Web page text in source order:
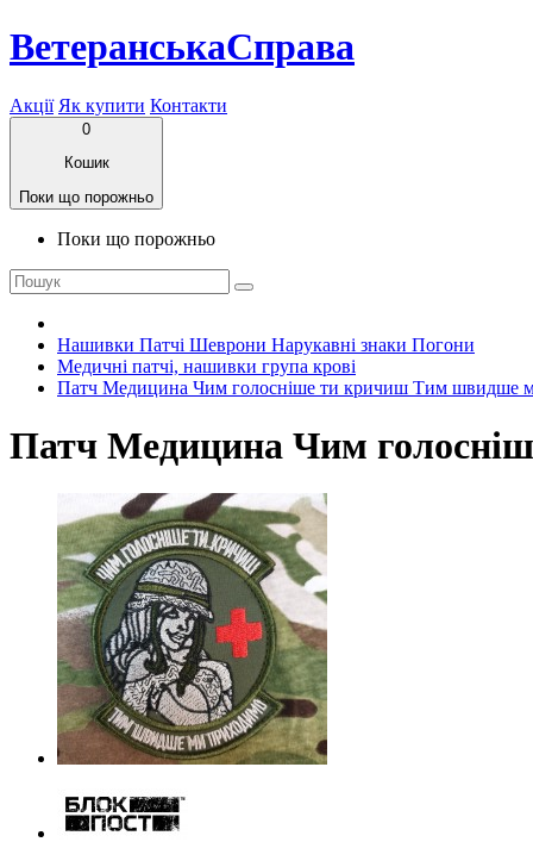
ВетеранськаСправа
Акції Як купити Контакти
0
Кошик
Поки що порожньо
Поки що порожньо
Нашивки Патчі Шеврони Нарукавні знаки Погони
Медичні патчі, нашивки група крові
Патч Медицина Чим голосніше ти кричиш Тим швидше
Патч Медицина Чим